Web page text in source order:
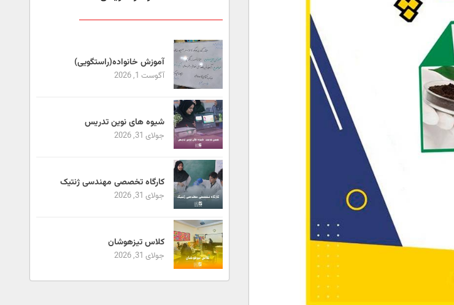
آموزش خانواده(راستگویی)
آگوست 1, 2026
شیوه های نوین تدریس
جولای 31, 2026
کارگاه تخصصی مهندسی ژنتیک
جولای 31, 2026
کلاس تیزهوشان
جولای 31, 2026